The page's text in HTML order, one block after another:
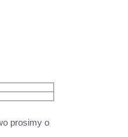
prosimy o